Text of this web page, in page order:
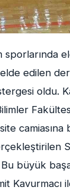
edilen
oldu.
camiasına
büyük